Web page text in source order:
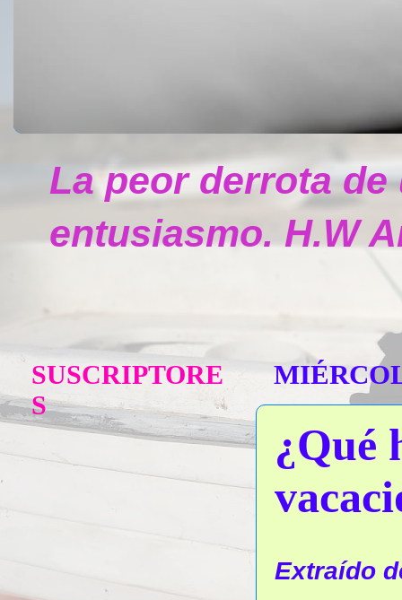
La peor derrota
entusiasmo. H.W
¿Qué
Extraído
SUSCRIPTORE
S